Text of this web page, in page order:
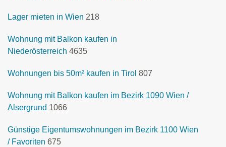
Lager mieten in Wien 218
Wohnung mit Balkon kaufen in
Niederösterreich 4635
Wohnungen bis 50m² kaufen in Tirol 807
Wohnung mit Balkon kaufen im Bezirk 1090 Wien /
Alsergrund 1066
Günstige Eigentumswohnungen im Bezirk 1100 Wien
/ Favoriten 675